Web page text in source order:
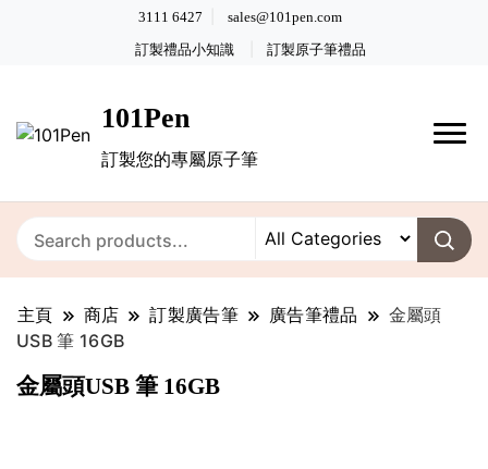
3111 6427 sales@101pen.com
訂製禮品小知識 訂製原子筆禮品
101Pen
訂製您的專屬原子筆
主頁 商店 訂製廣告筆 廣告筆禮品
金屬頭
USB 筆 16GB
金屬頭USB 筆 16GB